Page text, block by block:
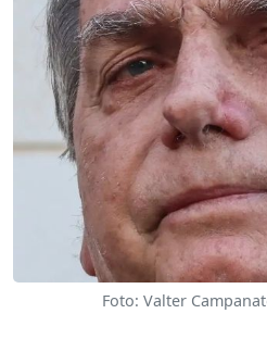
Foto: Valter